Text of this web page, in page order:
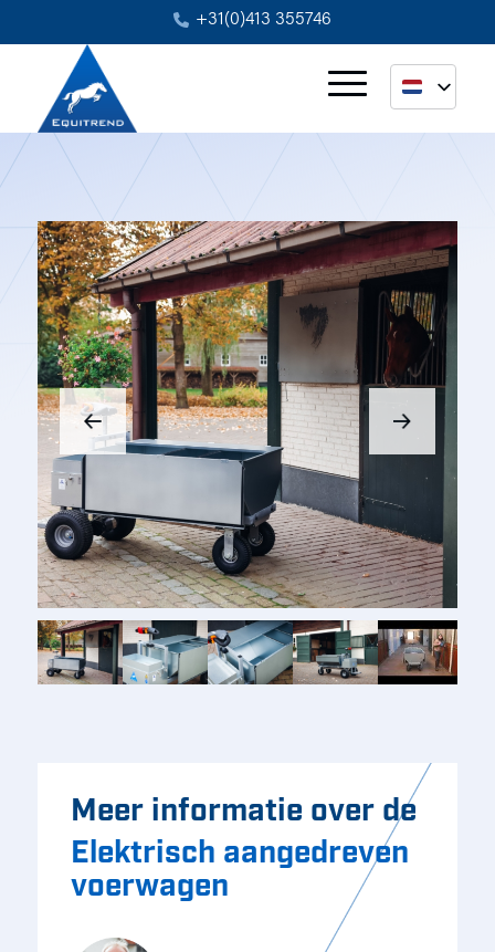
+31(0)413 355746
Meer informatie over de
Elektrisch aangedreven
voerwagen